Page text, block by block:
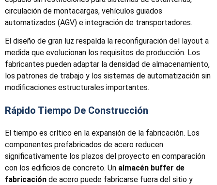
circulación de montacargas, vehículos guiados
automatizados (AGV) e integración de transportadores.
El diseño de gran luz respalda la reconfiguración del layout a
medida que evolucionan los requisitos de producción. Los
fabricantes pueden adaptar la densidad de almacenamiento,
los patrones de trabajo y los sistemas de automatización sin
modificaciones estructurales importantes.
Rápido Tiempo De Construcción
El tiempo es crítico en la expansión de la fabricación. Los
componentes prefabricados de acero reducen
significativamente los plazos del proyecto en comparación
con los edificios de concreto. Un almacén buffer de
fabricación de acero puede fabricarse fuera del sitio y